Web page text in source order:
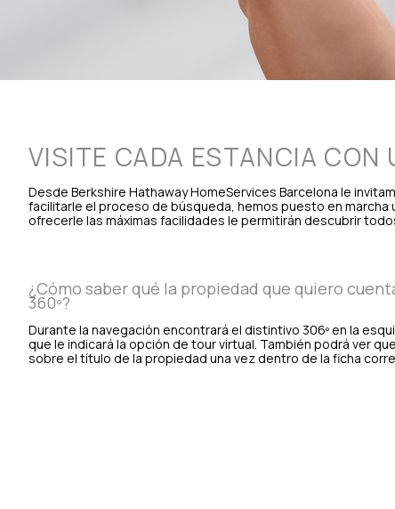
VISITE CADA ESTANCIA CON
Desde Berkshire Hathaway HomeServices Barcelona le
facilitarle el proceso de búsqueda, hemos puesto en
ofrecerle las máximas facilidades le permitirán descubrir
¿Cómo saber qué la propiedad que quiero
360º?
Durante la navegación encontrará el distintivo 306º en la
que le indicará la opción de tour virtual. También podrá ver
sobre el título de la propiedad una vez dentro de la ficha